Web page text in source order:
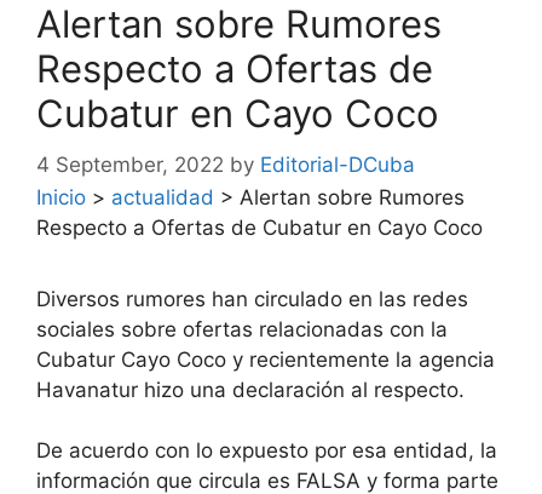
Alertan sobre Rumores
Respecto a Ofertas de
Cubatur en Cayo Coco
4 September, 2022 by Editorial-DCuba
Inicio > actualidad > Alertan sobre Rumores
Respecto a Ofertas de Cubatur en Cayo Coco
Diversos rumores han circulado en las redes
sociales sobre ofertas relacionadas con la
Cubatur Cayo Coco y recientemente la agencia
Havanatur hizo una declaración al respecto.
De acuerdo con lo expuesto por esa entidad, la
información que circula es FALSA y forma parte